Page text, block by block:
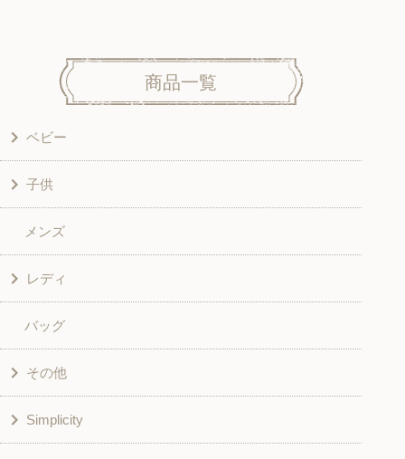
商品一覧
ベビー
洋服
和風衣類
グッズ
子供
ワンピース
シャツ・ブラウス
スカート・パンツ
和風衣類
入園入学グッズ
メンズ
レディ
シャツ・ブラウス
チュニック
ワンピース
バッグ
その他
学校家庭科教材用
Simplicity